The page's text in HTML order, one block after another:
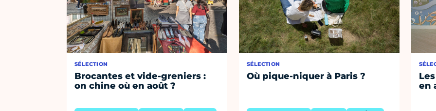
SÉLECTION
Brocantes et vide-greniers :
on chine où en août ?
SÉLECTION
Où pique-niquer à Paris ?
en